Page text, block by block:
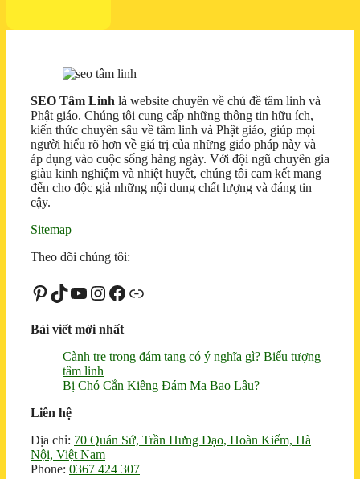
SEO Tâm Linh là website chuyên về chủ đề tâm linh và
Phật giáo. Chúng tôi cung cấp những thông tin hữu ích,
kiến thức chuyên sâu về tâm linh và Phật giáo, giúp mọi
người hiểu rõ hơn về giá trị của những giáo pháp này và
áp dụng vào cuộc sống hàng ngày. Với đội ngũ chuyên gia
giàu kinh nghiệm và nhiệt huyết, chúng tôi cam kết mang
đến cho độc giả những nội dung chất lượng và đáng tin
cậy.
Sitemap
Theo dõi chúng tôi:
Pinterest
TikTok
Youtube
Instagram
Facebook
Liên kết
Bài viết mới nhất
Cành tre trong đám tang có ý nghĩa gì? Biểu tượng
tâm linh
Bị Chó Cắn Kiêng Đám Ma Bao Lâu?
Liên hệ
Địa chỉ: 70 Quán Sứ, Trần Hưng Đạo, Hoàn Kiếm, Hà
Nội, Việt Nam
Phone: 0367 424 307